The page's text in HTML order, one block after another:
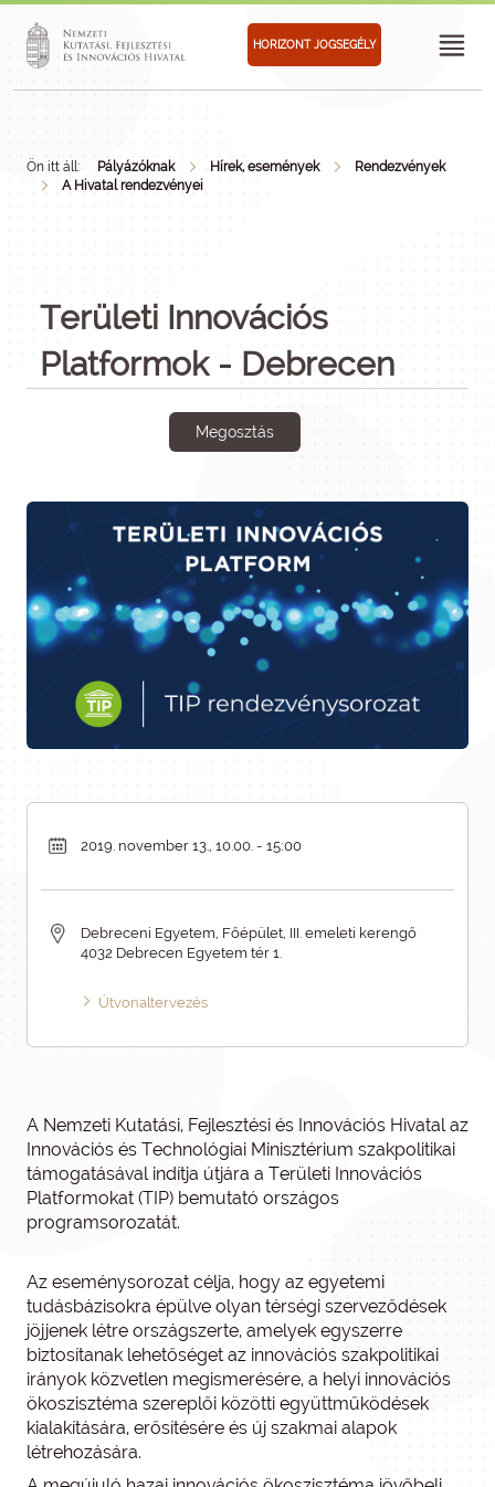
HORIZONT JOGSEGÉLY
Ön itt áll: Pályázóknak Hírek, események
Rendezvények
A Hivatal rendezvényei
Területi Innovációs
Platformok - Debrecen
Megosztás
2019. november 13., 10.00. - 15:00
Debreceni Egyetem, Főépület, III. emeleti kerengő
4032 Debrecen Egyetem tér 1.
Útvonaltervezés
A Nemzeti Kutatási, Fejlesztési és Innovációs Hivatal az
Innovációs és Technológiai Minisztérium szakpolitikai
támogatásával indítja útjára a Területi Innovációs
Platformokat (TIP) bemutató országos
programsorozatát.
Az eseménysorozat célja, hogy az egyetemi
tudásbázisokra épülve olyan térségi szerveződések
jöjjenek létre országszerte, amelyek egyszerre
biztosítanak lehetőséget az innovációs szakpolitikai
irányok közvetlen megismerésére, a helyi innovációs
ökoszisztéma szereplői közötti együttműködések
kialakítására, erősítésére és új szakmai alapok
létrehozására.